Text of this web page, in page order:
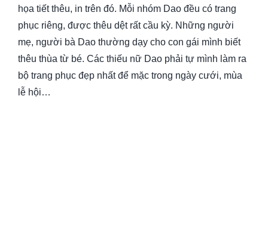
họa tiết thêu, in trên đó. Mỗi nhóm Dao đều có trang
phục riêng, được thêu dệt rất cầu kỳ. Những người
mẹ, người bà Dao thường dạy cho con gái mình biết
thêu thùa từ bé. Các thiếu nữ Dao phải tự mình làm ra
bộ trang phục đẹp nhất để mặc trong ngày cưới, mùa
lễ hội…